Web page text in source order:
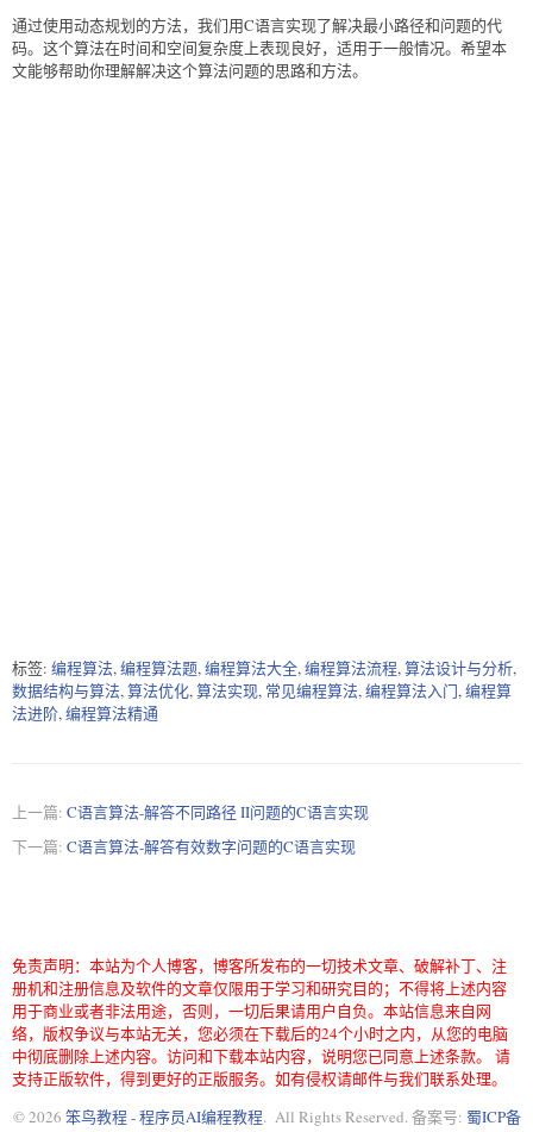
通过使用动态规划的方法，我们用C语言实现了解决最小路径和问题的代
码。这个算法在时间和空间复杂度上表现良好，适用于一般情况。希望本
文能够帮助你理解解决这个算法问题的思路和方法。
标签: 编程算法,编程算法题,编程算法大全,编程算法流程,算法设计与分析,
数据结构与算法,算法优化,算法实现, 常见编程算法,编程算法入门,编程算
法进阶,编程算法精通
上一篇: C语言算法-解答不同路径 II问题的C语言实现
下一篇: C语言算法-解答有效数字问题的C语言实现
免责声明：本站为个人博客，博客所发布的一切技术文章、破解补丁、注
册机和注册信息及软件的文章仅限用于学习和研究目的；不得将上述内容
用于商业或者非法用途，否则，一切后果请用户自负。本站信息来自网
络，版权争议与本站无关，您必须在下载后的24个小时之内，从您的电脑
中彻底删除上述内容。访问和下载本站内容，说明您已同意上述条款。 请
支持正版软件，得到更好的正版服务。如有侵权请邮件与我们联系处理。
© 2026 笨鸟教程 - 程序员AI编程教程. All Rights Reserved. 备案号: 蜀ICP备